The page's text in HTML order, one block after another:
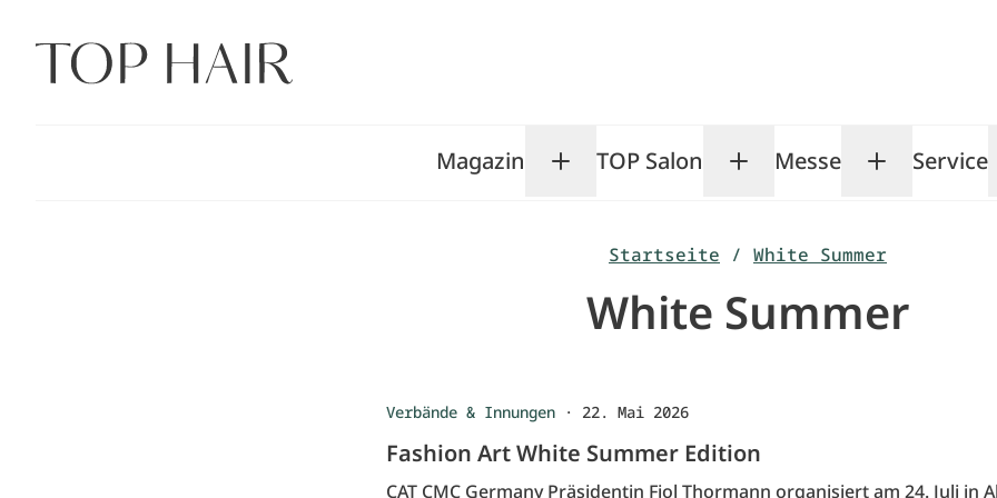
Inhalt
springen
Magazin Toggle Magazin submenu
TOP Salon Toggle TOP Salon
Messe ToggleService
Startseite / White Summer
White Summer
Verbände & Innungen · 22. Mai 2026
Fashion Art White Summer Edition
CAT CMC Germany Präsidentin Fiol Thormann organisiert am 24. Juli in